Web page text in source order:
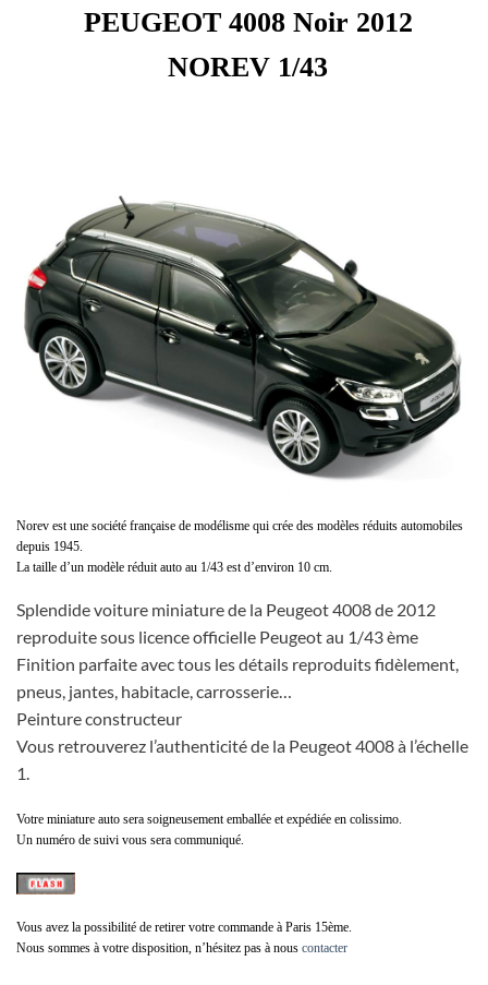
PEUGEOT 4008 Noir 2012
NOREV 1/43
Norev est une société française de modélisme qui crée des modèles réduits automobiles
depuis 1945.
La taille d’un modèle réduit auto au 1/43 est d’environ 10 cm.
Splendide voiture miniature de la Peugeot 4008 de 2012
reproduite sous licence officielle Peugeot au 1/43 ème
Finition parfaite avec tous les détails reproduits fidèlement,
pneus, jantes, habitacle, carrosserie…
Peinture constructeur
Vous retrouverez l’authenticité de la Peugeot 4008 à l’échelle
1.
Votre miniature auto sera soigneusement emballée et expédiée en colissimo.
Un numéro de suivi vous sera communiqué.
Vous avez la possibilité de retirer votre commande à Paris 15ème.
Nous sommes à votre disposition, n’hésitez pas à nous contacter